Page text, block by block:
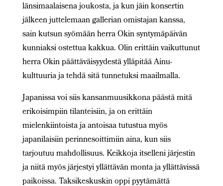
länsimaalaisena joukosta, ja kun jäin konsertin
jälkeen juttelemaan gallerian omistajan kanssa,
sain kutsun syömään herra Okin syntymäpäivän
kunniaksi ostettua kakkua. Olin erittäin vaikuttunut
herra Okin päättäväisyydestä ylläpitää Ainu-
kulttuuria ja tehdä sitä tunnetuksi maailmalla.
Japanissa voi siis kansanmuusikkona päästä mitä
erikoisimpiin tilanteisiin, ja on erittäin
mielenkiintoista ja antoisaa tutustua myös
japanilaisiin perinnesoittimiin aina, kun siis
tarjoutuu mahdollisuus. Keikkoja itselleni järjestin
ja niitä myös järjestyi yllättävän monta ja yllättävissä
paikoissa. Taksikeskuskin oppi pyytämättä